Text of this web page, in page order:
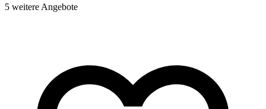
5 weitere Angebote